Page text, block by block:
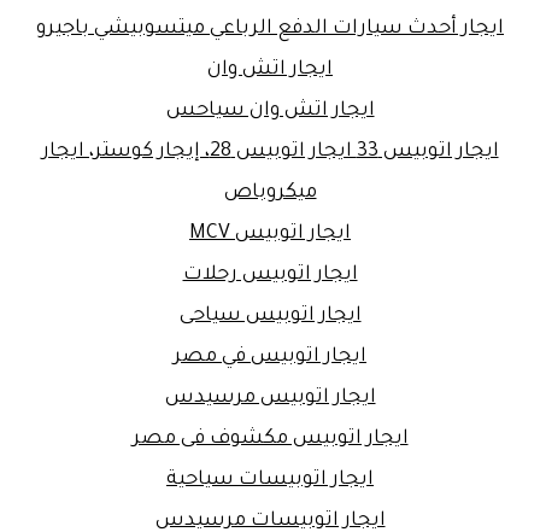
ايجار أحدث سيارات الدفع الرباعي ميتسوبيشي باجيرو
ايجار اتش وان
ايجار اتش وان سياحس
ايجار اتوبيس 33 ايجار اتوبيس 28، إيجار كوستر، ايجار
ميكروباص
ايجار اتوبيس MCV
ايجار اتوبيس رحلات
ايجار اتوبيس سياحى
ايجار اتوبيس في مصر
ايجار اتوبيس مرسيدس
ايجار اتوبيس مكشوف فى مصر
ايجار اتوبيسات سياحية
ايجار اتوبيسات مرسيدس